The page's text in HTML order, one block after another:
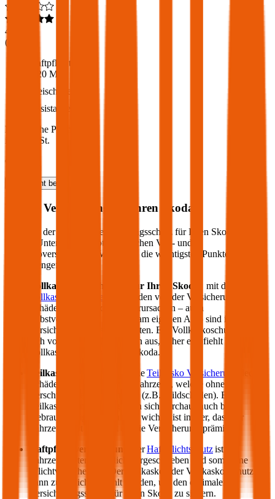
4,6
(
Haftpflicht
€ 20 Mio.
Freischaden
Assistance
Monatliche Prämie
inkl. mVSt.
€ 74,09
Haftpflicht berechnen
Welche Versicherung für Ihren Skoda
Wie sieht der optimale Versicherungsschutz für Ihren Skoda
Welche Unterschiede gibt es zwischen Voll- und
Teilkaskoversicherung? Wir haben die wichtigsten Punkte für Sie
zusammengefasst:
Vollkasko Versicherung für Ihren Skoda
mit der
Vollkasko Versicherung
werden von der Versicherung
Schäden gedeckt, die Sie verursachen – auch
selbstverschuldete Schäden am eigenen Auto sind im
Versicherungsumfang enthalten. Ein Vollkaskoschutz zahlt
sich vor allem bei Neuwägen aus, daher empfiehlt sich die
Vollkasko für einen neuen
Skoda.
Teilkasko Versicherung:
dieTeilkasko Versicherung
Schäden an Ihrem eigenen Fahrzeug, welche ohne Ihr
Verschulden entstanden sind (z.B. Wildschäden). Eine
Teilkasko Versicherung kann sich durchaus auch bei
Gebrauchtwägen auszahlen: wichtig ist immer, dass der
Fahrzeugwert höher ist als die Versicherungsprämie.
Haftpflichtversicherung
: derHaftpflichtschutzist für
Fahrzeughalter gesetzlich vorgeschrieben und somit eine
Pflichtversicherung. Der Teilkasko oder Vollkasko Schutz
kann zusätzlich gewählt werden, um den optimalen
Versicherungsschutz für Ihren Skoda
zu sichern.